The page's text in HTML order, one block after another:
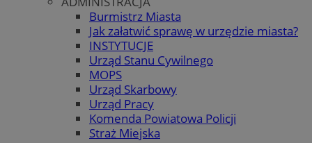
Burmistrz Miasta
Jak załatwić sprawę w urzędzie miasta?
INSTYTUCJE
Urząd Stanu Cywilnego
MOPS
Urząd Skarbowy
Urząd Pracy
Komenda Powiatowa Policji
Straż Miejska